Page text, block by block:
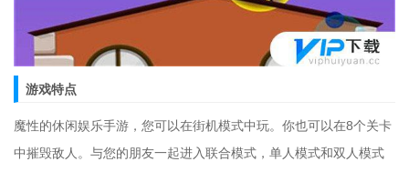
游戏特点
魔性的休闲娱乐手游，您可以在街机模式中玩。你也可以在8个关卡
中摧毁敌人。与您的朋友一起进入联合模式，单人模式和双人模式